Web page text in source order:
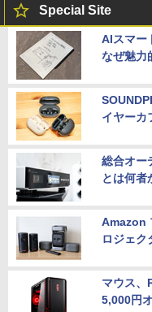
Special Site
AIスマー
なぜ魅力
イヤーカ
総合オー
とは何者
Amazon
ロジェク
マウス、
5,000円